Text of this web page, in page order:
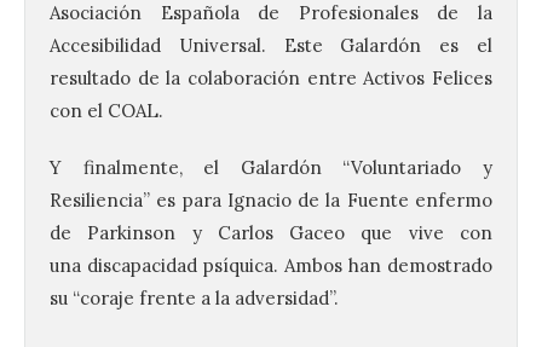
Asociación Española de Profesionales de la
Accesibilidad Universal. Este Galardón es el
resultado de la colaboración entre Activos Felices
con el COAL.
Y finalmente, el Galardón “Voluntariado y
Resiliencia” es para Ignacio de la Fuente enfermo
de Parkinson y Carlos Gaceo que vive con
una discapacidad psíquica. Ambos han demostrado
su “coraje frente a la adversidad”.
La 69FIDMA ha acogido
este domingo una nueva
edición del Día de León y
Astorga.
10 Ago 2026